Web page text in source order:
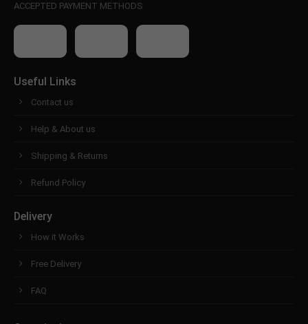
ACCEPTED PAYMENT METHODS
Useful Links
Contact us
Help & About us
Shipping & Returns
Refund Policy
Delivery
How it Works
Free Delivery
FAQ